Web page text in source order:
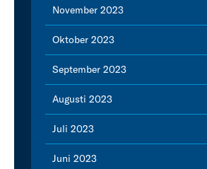
November 2023
Oktober 2023
September 2023
Augusti 2023
Juli 2023
Juni 2023